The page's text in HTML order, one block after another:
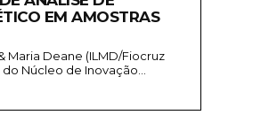
EM AMOSTRAS
Maria Deane (ILMD/Fiocruz
Núcleo de Inovação...